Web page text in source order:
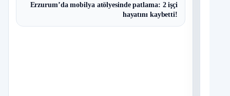
Erzurum’da mobilya atölyesinde patlama: 2 işçi
hayatını kaybetti!